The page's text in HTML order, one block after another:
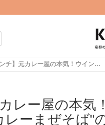
【京都ランチ】元カレー屋の本気！ウイング麺に絡みつく"キーマカレーまぜそば"の衝撃
レー屋の本気
ーまぜそば"